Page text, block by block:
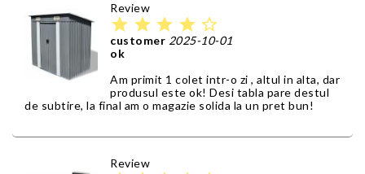
Review
star star star star star_border
customer 2025-10-01
ok
Am primit 1 colet intr-o zi , altul in alta, dar
produsul este ok! Desi tabla pare destul
de subtire, la final am o magazie solida la un pret bun!
Review